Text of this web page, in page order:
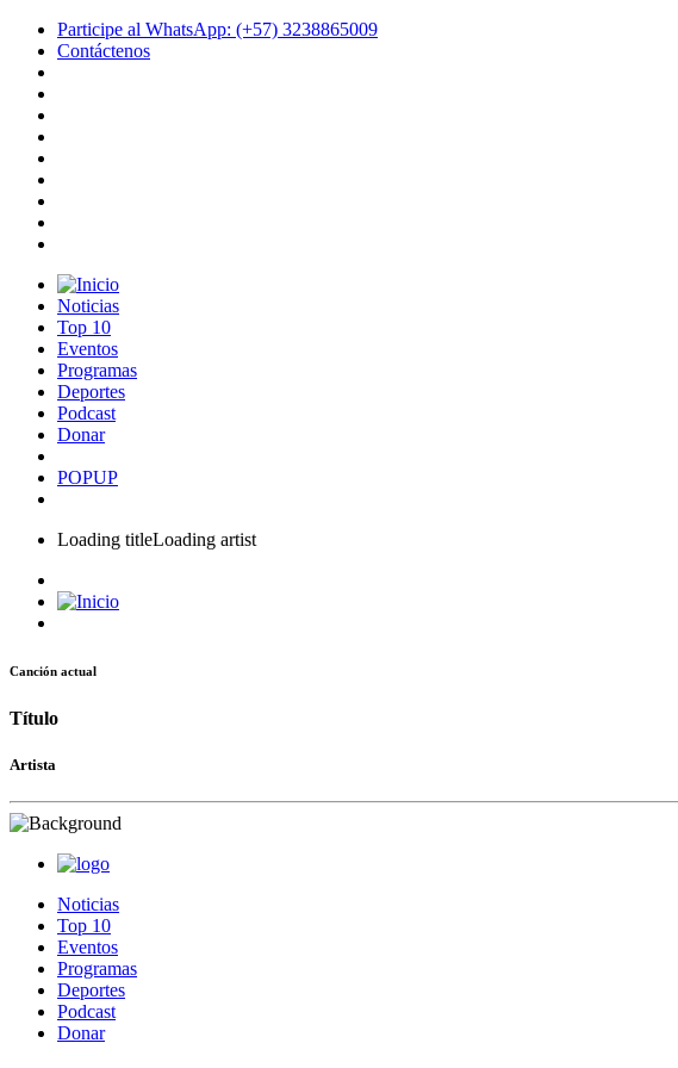
Participe al WhatsApp: (+57) 3238865009
Contáctenos
Noticias
Top 10
Eventos
Programas
Deportes
Podcast
Donar
POPUP
Loading titleLoading artist
Canción actual
Título
Artista
Noticias
Top 10
Eventos
Programas
Deportes
Podcast
Donar